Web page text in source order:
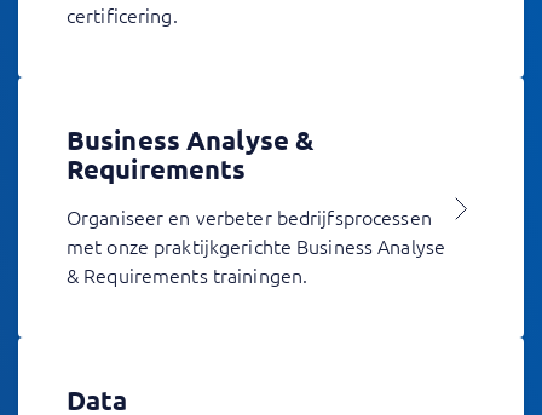
certificering.
Business Analyse &
Requirements
Organiseer en verbeter bedrijfsprocessen
met onze praktijkgerichte Business Analyse
& Requirements trainingen.
Data